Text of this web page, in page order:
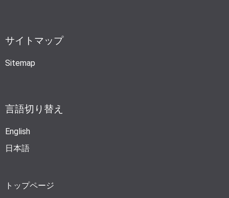
サイトマップ
Sitemap
言語切り替え
English
日本語
トップページ